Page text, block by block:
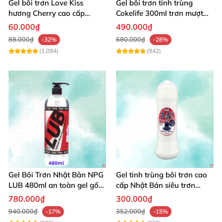
Các thành phần
và hướng dẫn sử dụng chất
bôi trơn Hot Kiss 50ml
Cấu tạo đơn giảnvàrất dễ sử dụng nên bạn yên
tâm.
Thông tin sản phẩm:
- Kiểu gel: gốc nước.
- Mùi hương: hương dâu , táo chanh.
- Dung tích: 50ml.
- Xuất xứ: Nhật bản
Gel bôi trơn Love Kiss
hương Cherry cao cấp
100ml dịu nhẹ an toàn
60.000₫
88.000₫
-32%
(1,094)
Gel bôi trơn tinh trùng
Cokelife 300ml trơn mượt
quan hệ gay
490.000₫
680.000₫
-28%
(942)
Gel Bôi Trơn Nhật Bản NPG
LUB 480ml an toàn gel gốc
nước, chống viêm phụ khoa
780.000₫
940.000₫
-17%
Gel tinh trùng bôi trơn cao
cấp Nhật Bản siêu trơn
300ml
300.000₫
352.000₫
-15%